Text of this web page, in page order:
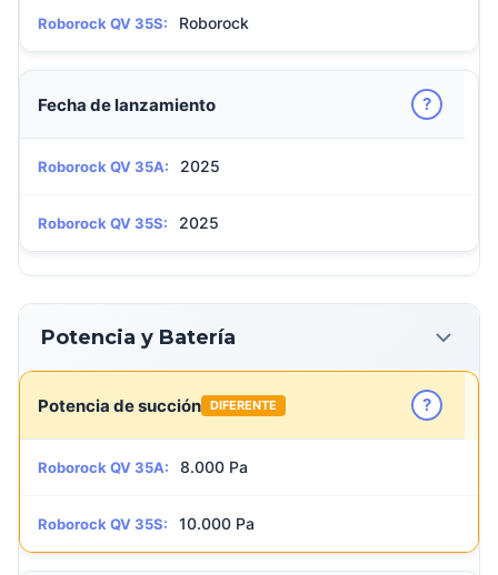
Roborock QV 35S: Roborock
Fecha de lanzamiento ?
Roborock QV 35A: 2025
Roborock QV 35S: 2025
Potencia y Batería
Potencia de succión DIFERENTE ?
Roborock QV 35A: 8.000 Pa
Roborock QV 35S: 10.000 Pa